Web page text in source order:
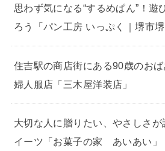
思わず気になる“するめぱん”！遊
ろう「パン工房 いっぷく｜堺市
住吉駅の商店街にある90歳のお
婦人服店「三木屋洋装店」
大切な人に贈りたい、やさしさが
イーツ「お菓子の家 あいあい」